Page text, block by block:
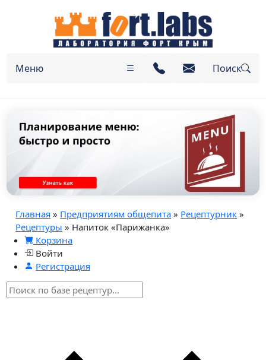
Меню Поиск
Главная » Предприятиям общепита » Рецептурник »
Рецептуры » Напиток «Парижанка»
Корзина
Войти
Регистрация